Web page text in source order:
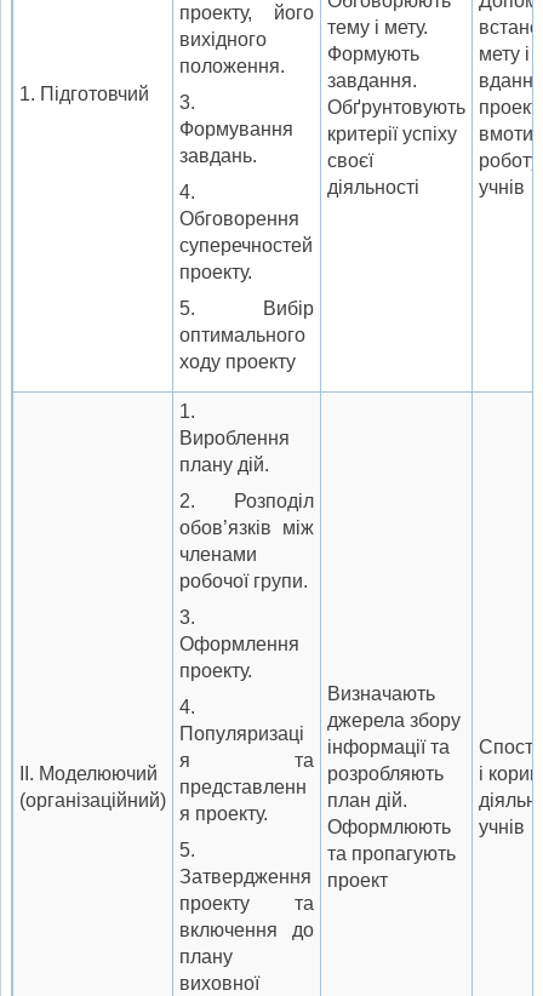
1. Підготовчий
проекту, його
вихідного
положення.
3.
Формування
завдань.
4.
Обговорення
суперечностей
проекту.
5. Вибір
оптимального
ходу проекту
тему і мету.
Формують
завдання.
Обґрунтовують
критерії успіху
своєї
діяльності
мету і
вдання
роботу
учнів
II. Моделюючий
(організаційний)
1.
Вироблення
плану дій.
2. Розподіл
обов’язків між
членами
робочої групи.
3.
Оформлення
проекту.
4.
Популяризаці
я та
представленн
я проекту.
5.
Затвердження
проекту та
включення до
плану
виховної
Визначають
джере­ла збору
інформа­ції та
розробляють
план дій.
Оформлюють
та пропагують
проект
і
учнів